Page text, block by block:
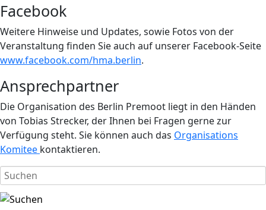
Facebook
Weitere Hinweise und Updates, sowie Fotos von der
Veranstaltung finden Sie auch auf unserer Facebook-Seite
www.facebook.com/hma.berlin.
Ansprechpartner
Die Organisation des Berlin Premoot liegt in den Händen
von Tobias Strecker, der Ihnen bei Fragen gerne zur
Verfügung steht. Sie können auch das Organisations
Komitee kontaktieren.